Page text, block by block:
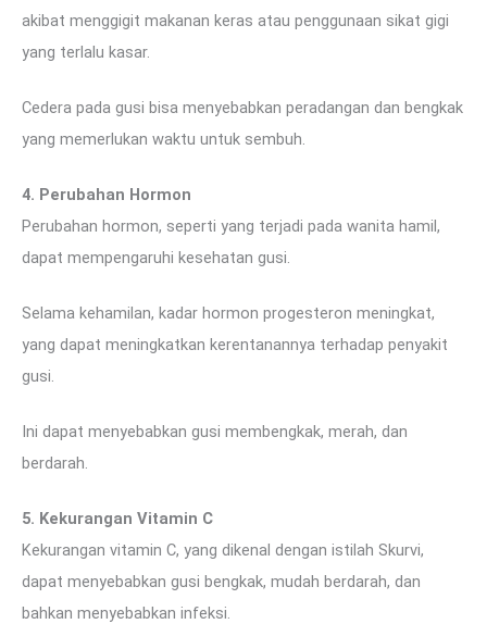
akibat menggigit makanan keras atau penggunaan sikat gigi
yang terlalu kasar.
Cedera pada gusi bisa menyebabkan peradangan dan bengkak
yang memerlukan waktu untuk sembuh.
4. Perubahan Hormon
Perubahan hormon, seperti yang terjadi pada wanita hamil,
dapat mempengaruhi kesehatan gusi.
Selama kehamilan, kadar hormon progesteron meningkat,
yang dapat meningkatkan kerentanannya terhadap penyakit
gusi.
Ini dapat menyebabkan gusi membengkak, merah, dan
berdarah.
5. Kekurangan Vitamin C
Kekurangan vitamin C, yang dikenal dengan istilah Skurvi,
dapat menyebabkan gusi bengkak, mudah berdarah, dan
bahkan menyebabkan infeksi.